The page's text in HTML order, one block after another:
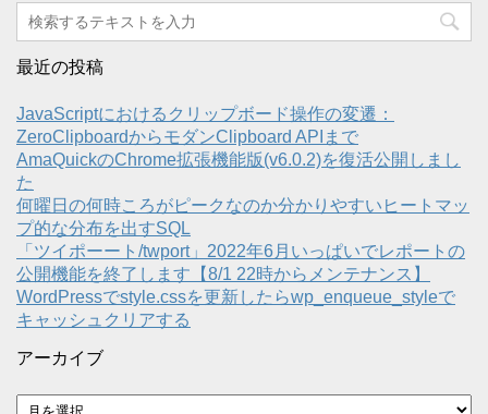
最近の投稿
JavaScriptにおけるクリップボード操作の変遷：
ZeroClipboardからモダンClipboard APIまで
AmaQuickのChrome拡張機能版(v6.0.2)を復活公開しまし
た
何曜日の何時ころがピークなのか分かりやすいヒートマッ
プ的な分布を出すSQL
「ツイポーート/twport」2022年6月いっぱいでレポートの
公開機能を終了します【8/1 22時からメンテナンス】
WordPressでstyle.cssを更新したらwp_enqueue_styleで
キャッシュクリアする
アーカイブ
ア